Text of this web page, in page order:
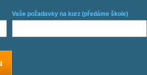
Vaše požadavky na kurz (předáme škole)